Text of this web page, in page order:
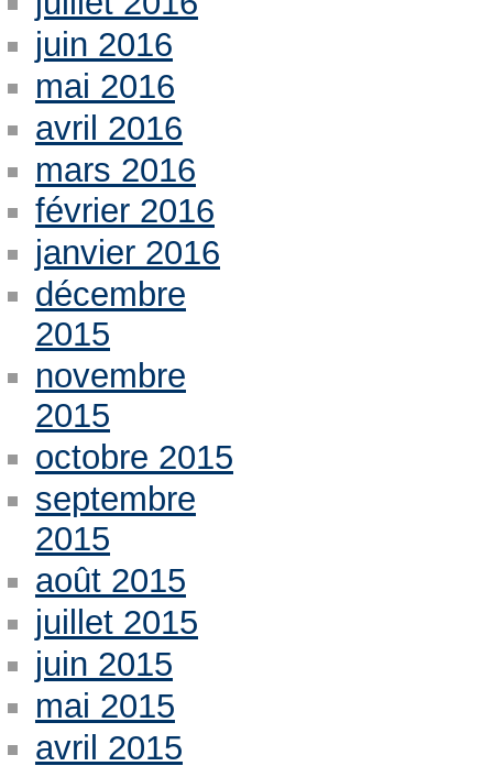
juin 2016
mai 2016
avril 2016
mars 2016
février 2016
janvier 2016
décembre
2015
novembre
2015
octobre 2015
septembre
2015
août 2015
juillet 2015
juin 2015
mai 2015
avril 2015